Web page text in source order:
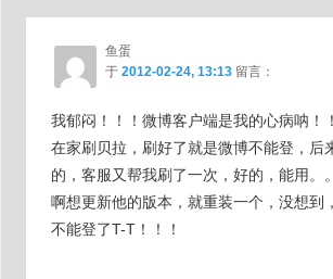
鱼蛋
于 2012-02-24, 13:13 留言：
我郁闷！！！微博客户端是我的心病呐！
在家刷贝拉，刷好了就是微博不能登，后
的，客服又帮我刷了一次，好的，能用。
啊想更新他的版本，就重装一个，没想到
不能登了T-T！！！